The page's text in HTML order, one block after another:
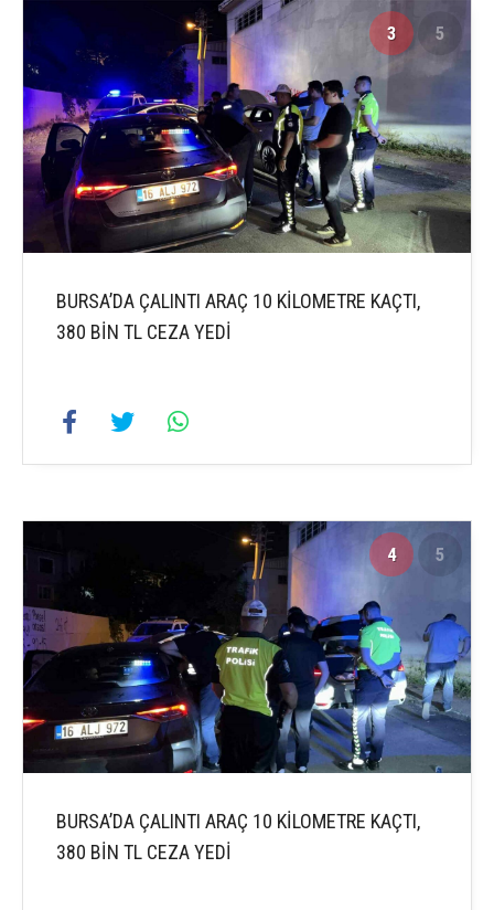
3 5
BURSA’DA ÇALINTI ARAÇ 10 KİLOMETRE KAÇTI,
380 BİN TL CEZA YEDİ
4 5
BURSA’DA ÇALINTI ARAÇ 10 KİLOMETRE KAÇTI,
380 BİN TL CEZA YEDİ